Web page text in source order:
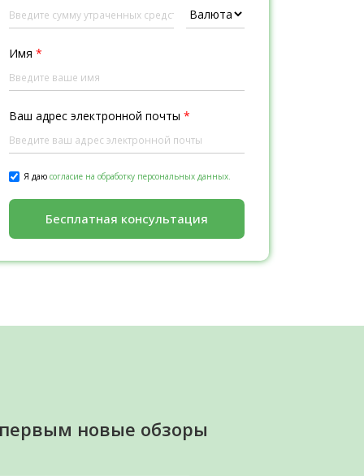
Имя *
Ваш адрес электронной почты *
Я даю согласие на обработку персональных данных.
Бесплатная консультация
новые обзоры